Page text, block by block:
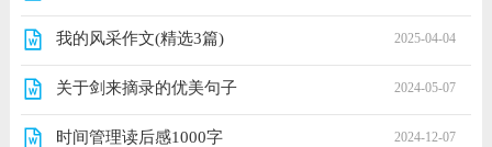
我的风采作文(精选3篇) 2025-04-04
关于剑来摘录的优美句子 2024-05-07
时间管理读后感1000字 2024-12-07